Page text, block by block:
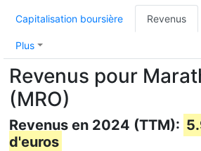
Capitalisation boursière Revenus
Plus
Revenus pour
(MRO)
Revenus en 2024 (TTM):
d'euros